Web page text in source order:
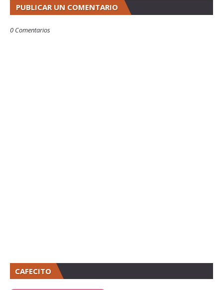
PUBLICAR UN COMENTARIO
0 Comentarios
CAFECITO